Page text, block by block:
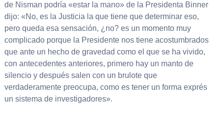
de Nisman podría «estar la mano» de la Presidenta Binner
dijo: «No, es la Justicia la que tiene que determinar eso,
pero queda esa sensación, ¿no? es un momento muy
complicado porque la Presidente nos tiene acostumbrados
que ante un hecho de gravedad como el que se ha vivido,
con antecedentes anteriores, primero hay un manto de
silencio y después salen con un brulote que
verdaderamente preocupa, como es tener un forma exprés
un sistema de investigadores».